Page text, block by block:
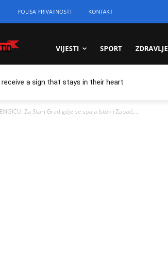
POLISA PRIVATNOSTI KONTAKT
VIJESTI SPORT ZDRAVLJE
a sign that stays in their heart
Za Stari Grad gdje se spaja Istok i Zapad,...